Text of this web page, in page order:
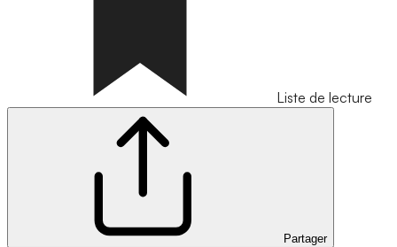
Liste de lecture
Partager